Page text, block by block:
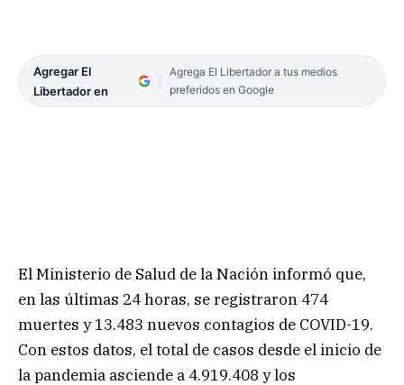
Agregar El
Libertador en
Agrega El Libertador a tus medios
preferidos en Google
El Ministerio de Salud de la Nación informó que,
en las últimas 24 horas, se registraron 474
muertes y 13.483 nuevos contagios de COVID-19.
Con estos datos, el total de casos desde el inicio de
la pandemia asciende a 4.919.408 y los